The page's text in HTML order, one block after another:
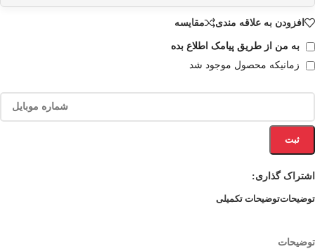
افزودن به علاقه مندی مقایسه
به من از طریق پیامک اطلاع بده
زمانیکه محصول موجود شد
ثبت
اشتراک گذاری:
توضیحاتتوضیحات تکمیلی
توضیحات